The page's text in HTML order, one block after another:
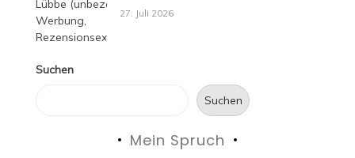
27. Juli 2026
Suchen
Suchen
Mein Spruch